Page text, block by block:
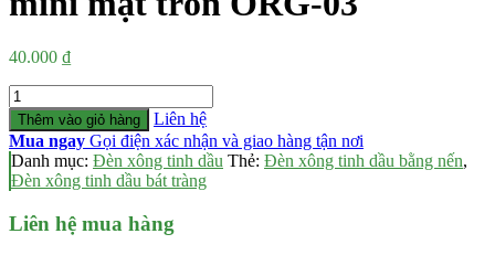
40.000 ₫
Số
lượng
Thêm vào giỏ hàng
Liên hệ
Mua ngay Gọi điện xác nhận và giao hàng tận nơi
Danh mục: Đèn xông tinh dầu Thẻ: Đèn xông tinh dầu bằng nến,
Đèn xông tinh dầu bát tràng
Liên hệ mua hàng